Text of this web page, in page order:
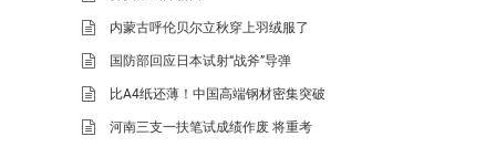
内蒙古呼伦贝尔立秋穿上羽绒服了
国防部回应日本试射“战斧”导弹
比A4纸还薄！中国高端钢材密集突破
河南三支一扶笔试成绩作废 将重考